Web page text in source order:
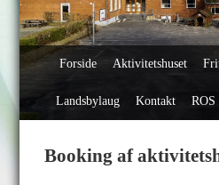
Forside Aktivitetshuset
Landsbylaug Kontakt ROS
Booking af